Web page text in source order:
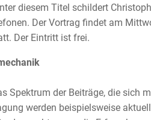
diesem Titel schildert
Der Vortrag findet am
Der Eintritt ist frei.
Spektrum der Beiträge, die sich
werden beispielsweise